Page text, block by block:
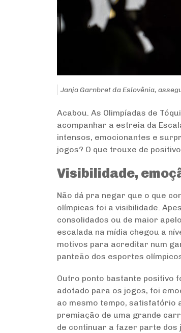
Janja Garnbret da Eslovênia,
Acabou. As Olimpíadas de
acompanhar a estreia da
intensos, emocionantes e
jogos? O que trouxe de
Visibilidade,
Não dá pra negar que o que
olímpicas foi a visibilidade.
consolidados ou de maior
escalada na mídia chegou a
motivos para acreditar num
panteão dos esportes
Outro ponto bastante positivo
adotado para os jogos, foi
ao mesmo tempo, satisfatório
premiação de uma grande
de continuar a fazer parte